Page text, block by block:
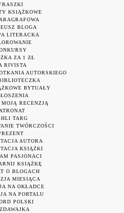
KSIĄŻKOWE
BLOGA
LITERACKA
ZA 1 ZŁ
RIVISTA
AUTORSKIEGO
RYTUAŁY
RECENZJĄ
TARG
TWÓRCZOŚCI
AUTORA
KSIĄŻKI
PASJONACI
KSIĄŻKĘ
O BLOGACH
MIESIĄCA
NA OKŁADCE
NA PORTALU
POLSKI